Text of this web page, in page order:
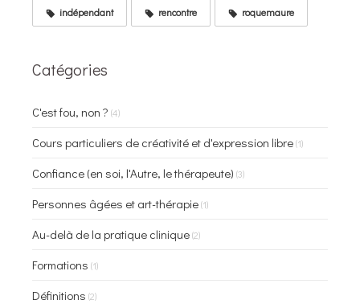
indépendant rencontre roquemaure
Catégories
C'est fou, non ? (4)
Cours particuliers de créativité et d'expression libre(1)
Confiance (en soi, l'Autre, le thérapeute) (3)
Personnes âgées et art-thérapie(1)
Au-delà de la pratique clinique(2)
Formations (1)
Définitions (2)